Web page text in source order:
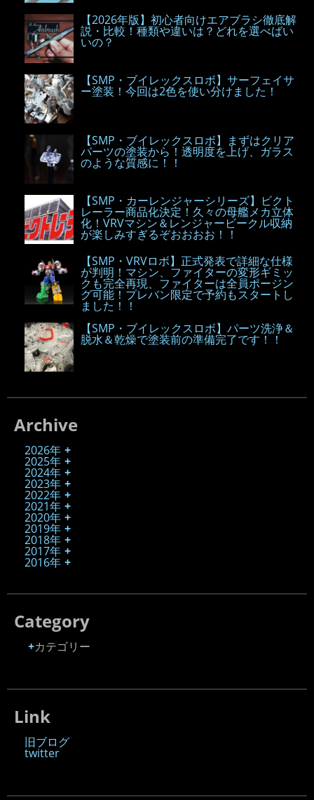
【2026年版】初心者向けエアブラシ徹底解
説・比較！種類や違いは？どれを選べばい
いの？
【SMP・ブイレックスロボ】サーフェイサ
ー塗装！今回は2色を使い分けました！
【SMP・ブイレックスロボ】まずはクリア
パーツの塗装から！透明度を上げ、ガラス
のような質感に！！
【SMP・カーレンジャーシリーズ】ビクト
レーラー商品化決定！久々の母艦メカ立体
化！VRVマシン＆レンジャービークル収納
が楽しみすぎるぞおおおお！！
【SMP・VRVロボ】正式発表で詳細な仕様
が判明！マシン、ファイターの変形ギミッ
クも完全再現、ファイターは全員ポージン
グ可能！プレバン限定で予約もスタートし
ました！！
【SMP・ブイレックスロボ】パーツ洗浄＆
脱水＆乾燥で塗装前の準備完了です！！
Archive
2026年
2025年
2024年
2023年
2022年
2021年
2020年
2019年
2018年
2017年
2016年
Category
カテゴリー
Link
旧ブログ
twitter